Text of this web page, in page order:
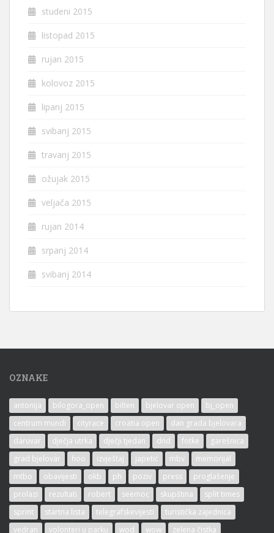
studeni 2015
listopad 2015
rujan 2015
kolovoz 2015
lipanj 2015
svibanj 2015
travanj 2015
ožujak 2015
veljača 2015
rujan 2014
srpanj 2014
svibanj 2014
OZNAKE
antonija bilogora_open bilten bjelovar open
bj_open
centrum mundi
cityrace croatia open
dan grada bjelovara
daruvar
dječja utrka dječji tjedan dnd fotke
garešnica
grad bjelovar
hoo izvještaj japetić mbv
memorijal
mtbo
obavijesti okb ph poziv press
proglašenje
prolazi
rezultati robert seemoc skupština
split times
sprint
startna lista telegrafskevijesti
turistička zajednica
vedran
volonteri u parku wod wow zelena čistka